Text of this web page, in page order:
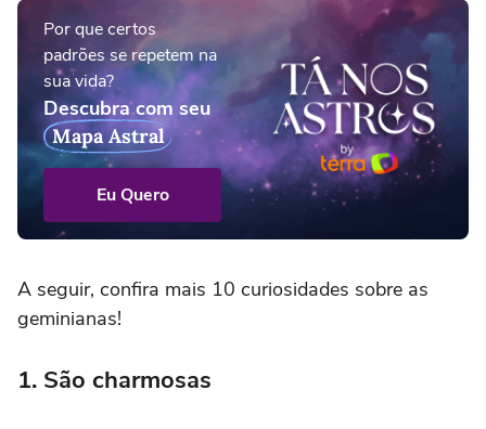
Por que certos
padrões se repetem na
sua vida?
Descubra com seu
Mapa Astral
Eu Quero
A seguir, confira mais 10 curiosidades sobre as
geminianas!
1. São charmosas